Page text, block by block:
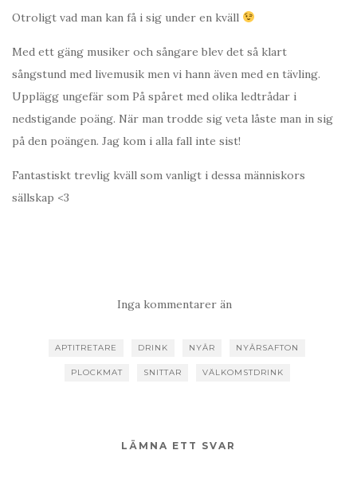
Otroligt vad man kan få i sig under en kväll
Med ett gäng musiker och sångare blev det så klart
sångstund med livemusik men vi hann även med en tävling.
Upplägg ungefär som På spåret med olika ledtrådar i
nedstigande poäng. När man trodde sig veta låste man in sig
på den poängen. Jag kom i alla fall inte sist!
Fantastiskt trevlig kväll som vanligt i dessa människors
sällskap <3
Inga kommentarer än
APTITRETARE DRINK NYÅR NYÅRSAFTON
PLOCKMAT SNITTAR VÄLKOMSTDRINK
LÄMNA ETT SVAR